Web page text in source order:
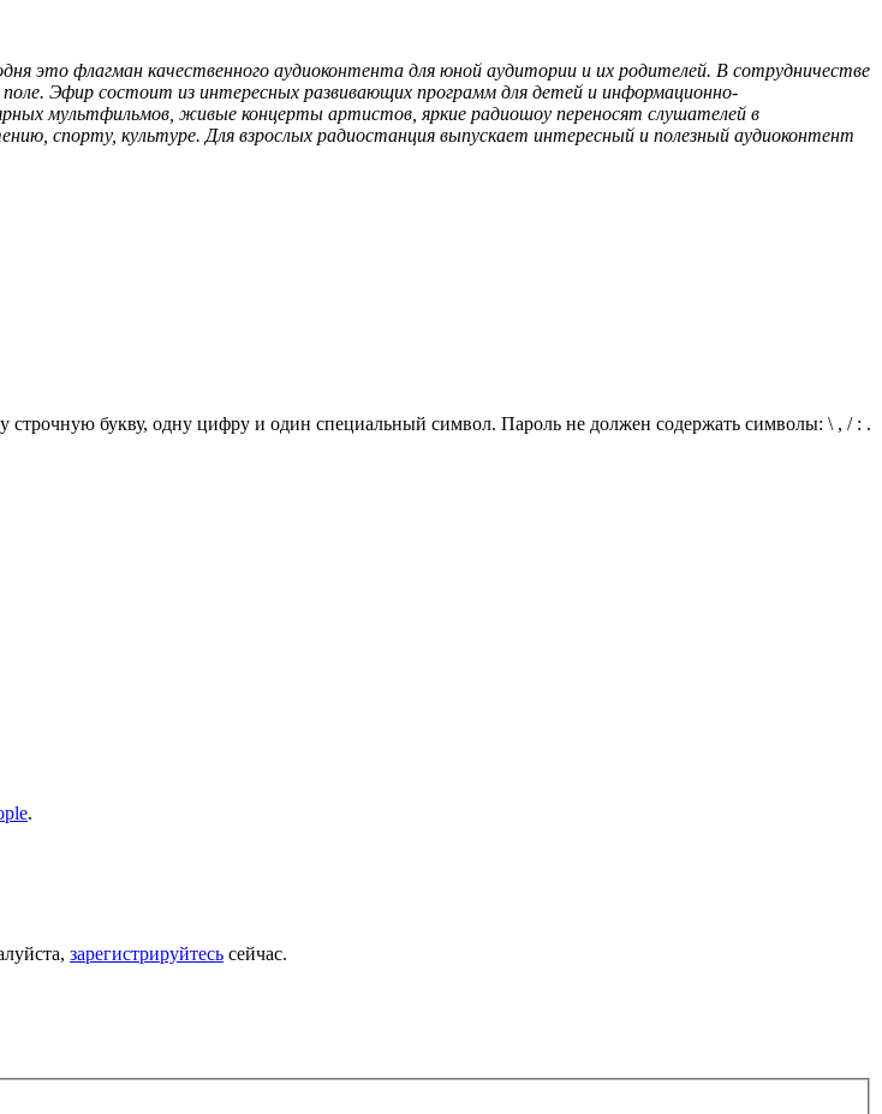
это флагман качественного аудиоконтента для юной аудитории и их родителей. В сотрудничестве
Эфир состоит из интересных развивающих программ для детей и информационно-
мультфильмов, живые концерты артистов, яркие радиошоу переносят слушателей в
спорту, культуре. Для взрослых радиостанция выпускает интересный и полезный аудиоконтент
строчную букву, одну цифру и один специальный символ. Пароль не должен содержать символы: \ , / : .
.
зарегистрируйтесь сейчас.